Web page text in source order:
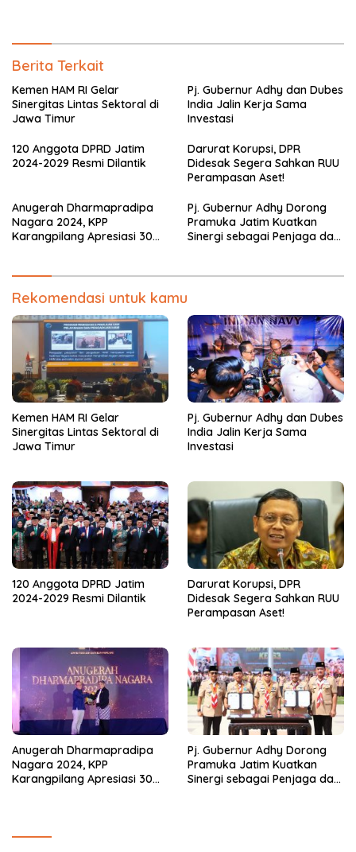
Berita Terkait
Kemen HAM RI Gelar
Sinergitas Lintas Sektoral di
Jawa Timur
Pj. Gubernur Adhy dan Dubes
India Jalin Kerja Sama
Investasi
120 Anggota DPRD Jatim
2024-2029 Resmi Dilantik
Darurat Korupsi, DPR
Didesak Segera Sahkan RUU
Perampasan Aset!
Anugerah Dharmapradipa
Nagara 2024, KPP
Karangpilang Apresiasi 30
Pj. Gubernur Adhy Dorong
Pramuka Jatim Kuatkan
Sinergi sebagai Penjaga dan
Rekomendasi untuk kamu
Kemen HAM RI Gelar
Sinergitas Lintas Sektoral di
Jawa Timur
Pj. Gubernur Adhy dan Dubes
India Jalin Kerja Sama
Investasi
120 Anggota DPRD Jatim
2024-2029 Resmi Dilantik
Darurat Korupsi, DPR
Didesak Segera Sahkan RUU
Perampasan Aset!
Anugerah Dharmapradipa
Nagara 2024, KPP
Karangpilang Apresiasi 30
Pj. Gubernur Adhy Dorong
Pramuka Jatim Kuatkan
Sinergi sebagai Penjaga dan